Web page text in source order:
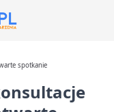
spotkanie